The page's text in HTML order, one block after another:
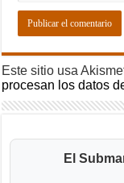
Este sitio usa
procesan los datos
El